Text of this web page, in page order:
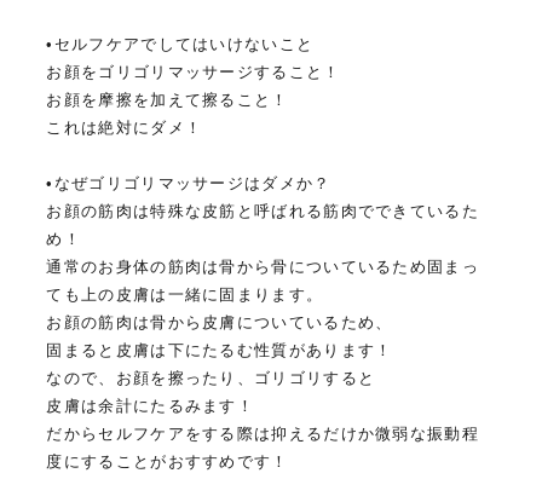
•セルフケアでしてはいけないこと
お顔をゴリゴリマッサージすること！
お顔を摩擦を加えて擦ること！
これは絶対にダメ！
•なぜゴリゴリマッサージはダメか？
お顔の筋肉は特殊な皮筋と呼ばれる筋肉でできているた
め！
通常のお身体の筋肉は骨から骨についているため固まっ
ても上の皮膚は一緒に固まります。
お顔の筋肉は骨から皮膚についているため、
固まると皮膚は下にたるむ性質があります！
なので、お顔を擦ったり、ゴリゴリすると
皮膚は余計にたるみます！
だからセルフケアをする際は抑えるだけか微弱な振動程
度にすることがおすすめです！